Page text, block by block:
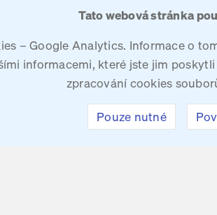
Tato webová stránka
– Google Analytics. Informace o
informacemi, které jste jim
zpracování cookies
Pouze nutné